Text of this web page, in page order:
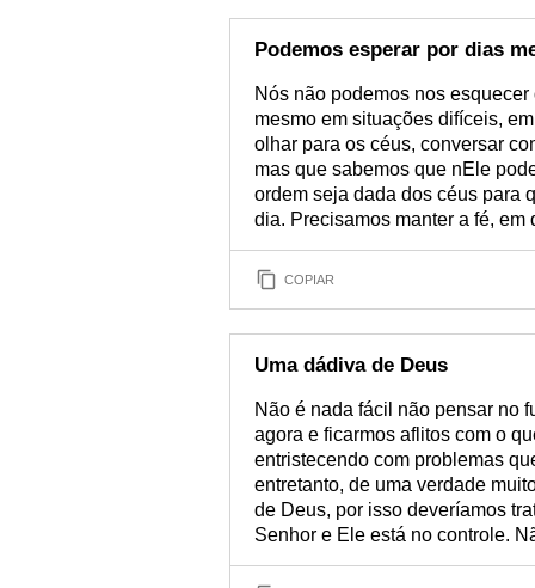
Podemos esperar por dias
Nós não podemos nos
mesmo em situações difíceis,
olhar para os céus, conversar
mas que sabemos que nEle
ordem seja dada dos céus para
dia. Precisamos manter a fé, em
COPIAR
Uma dádiva de Deus
Não é nada fácil não pensar no
agora e ficarmos aflitos com o
entristecendo com problemas
entretanto, de uma verdade
de Deus, por isso deveríamos
Senhor e Ele está no controle.